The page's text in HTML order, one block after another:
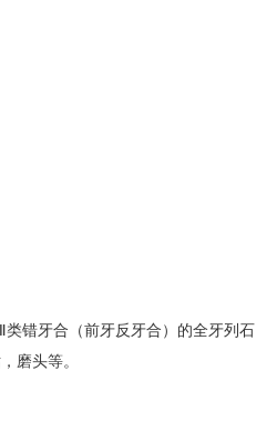
错牙合（前牙反牙合）的全牙列石
磨头等。